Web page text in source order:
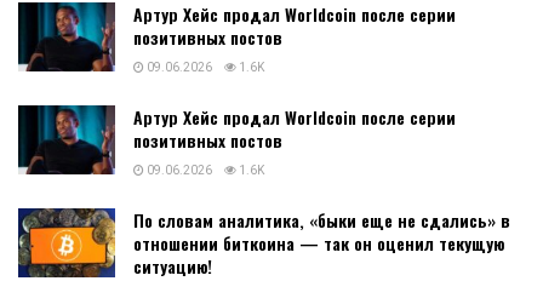
Артур Хейс продал Worldcoin после серии
позитивных постов
09.06.2026 1.6K
Артур Хейс продал Worldcoin после серии
позитивных постов
09.06.2026 1.6K
По словам аналитика, «быки еще не сдались» в
отношении биткоина — так он оценил текущую
ситуацию!